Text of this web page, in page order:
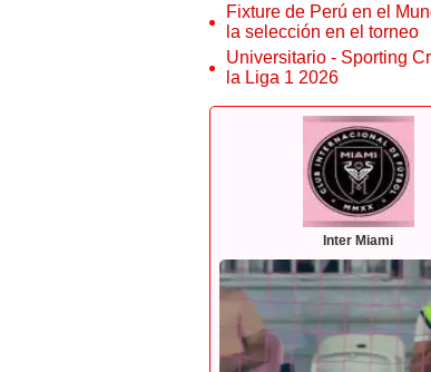
Fixture de Perú en el
la selección en el torneo
Universitario - Sporting
la Liga 1 2026
Inter Miami